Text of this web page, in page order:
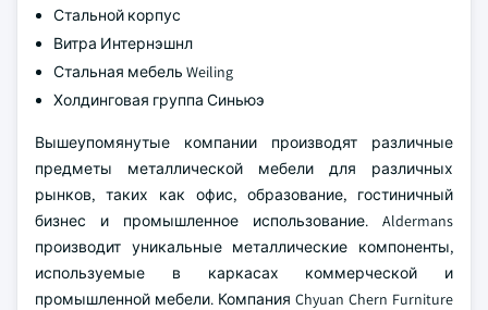
Стальной корпус
Витра Интернэшнл
Стальная мебель Weiling
Холдинговая группа Синьюэ
Вышеупомянутые компании производят различные
предметы металлической мебели для различных
рынков, таких как офис, образование, гостиничный
бизнес и промышленное использование. Aldermans
производит уникальные металлические компоненты,
используемые в каркасах коммерческой и
промышленной мебели. Компания Chyuan Chern Furniture